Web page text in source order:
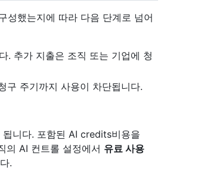
성했는지에 따라 다음 단계로 넘어
. 추가 지출은 조직 또는 기업에 청
구 주기까지 사용이 차단됩니다.
됩니다. 포함된 AI credits비용을
의 AI 컨트롤 설정에서 유료 사용
.